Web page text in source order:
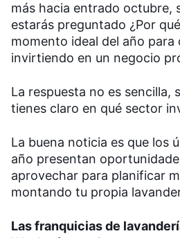
más hacia entrado octubre,
estarás preguntado ¿Por
momento ideal del año para
invirtiendo en un negocio
La respuesta no es sencilla,
tienes claro en qué sector
La buena noticia es que los
año presentan
aprovechar para planificar
montando tu propia
Las franquicias de